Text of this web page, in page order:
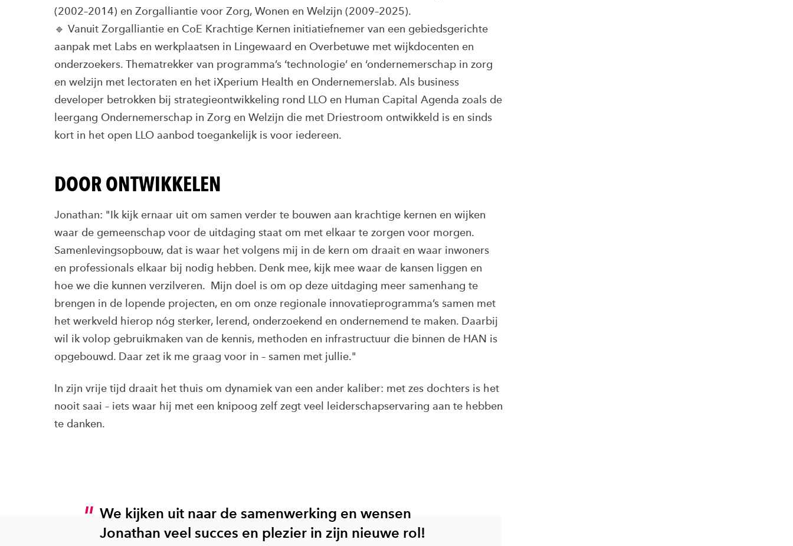
(2002–2014) en Zorgalliantie voor Zorg, Wonen en Welzijn (2009–2025).
🔹 Vanuit Zorgalliantie en CoE Krachtige Kernen initiatiefnemer van een gebiedsgerichte
aanpak met Labs en werkplaatsen in Lingewaard en Overbetuwe met wijkdocenten en
onderzoekers. Thematrekker van programma’s ‘technologie’ en ‘ondernemerschap in zorg
en welzijn met lectoraten en het iXperium Health en Ondernemerslab. Als business
developer betrokken bij strategieontwikkeling rond LLO en Human Capital Agenda zoals de
leergang Ondernemerschap in Zorg en Welzijn die met Driestroom ontwikkeld is en sinds
kort in het open LLO aanbod toegankelijk is voor iedereen.
DOOR ONTWIKKELEN
Jonathan: "Ik kijk ernaar uit om samen verder te bouwen aan krachtige kernen en wijken
waar de gemeenschap voor de uitdaging staat om met elkaar te zorgen voor morgen.
Samenlevingsopbouw, dat is waar het volgens mij in de kern om draait en waar inwoners
en professionals elkaar bij nodig hebben. Denk mee, kijk mee waar de kansen liggen en
hoe we die kunnen verzilveren. Mijn doel is om op deze uitdaging meer samenhang te
brengen in de lopende projecten, en om onze regionale innovatieprogramma’s samen met
het werkveld hierop nóg sterker, lerend, onderzoekend en ondernemend te maken. Daarbij
wil ik volop gebruikmaken van de kennis, methoden en infrastructuur die binnen de HAN is
opgebouwd. Daar zet ik me graag voor in – samen met jullie."
In zijn vrije tijd draait het thuis om dynamiek van een ander kaliber: met zes dochters is het
nooit saai – iets waar hij met een knipoog zelf zegt veel leiderschapservaring aan te hebben
te danken.
We kijken uit naar de samenwerking en wensen
Jonathan veel succes en plezier in zijn nieuwe rol!